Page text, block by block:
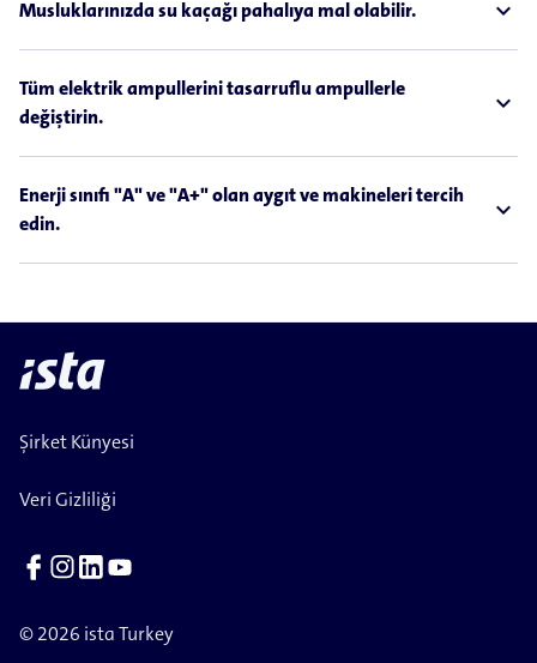
Musluklarınızda su kaçağı pahalıya mal olabilir. expand_less
Tüm elektrik ampullerini tasarruflu ampullerle
değiştirin.
expand_less
Enerji sınıfı "A" ve "A+" olan aygıt ve makineleri tercih
edin.
expand_less
Şirket Künyesi
Veri Gizliliği
© 2026 ista Turkey